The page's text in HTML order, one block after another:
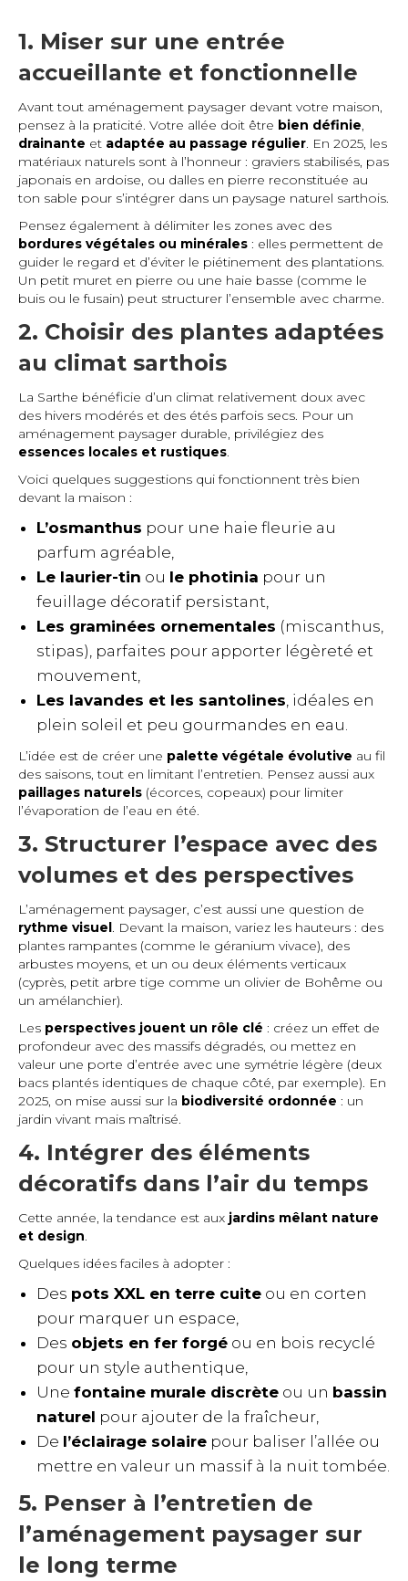
1. Miser sur une entrée
accueillante et fonctionnelle
Avant tout aménagement paysager devant votre maison,
pensez à la praticité. Votre allée doit être bien définie,
drainante et adaptée au passage régulier. En 2025, les
matériaux naturels sont à l’honneur : graviers stabilisés, pas
japonais en ardoise, ou dalles en pierre reconstituée au
ton sable pour s’intégrer dans un paysage naturel sarthois.
Pensez également à délimiter les zones avec des
bordures végétales ou minérales : elles permettent de
guider le regard et d’éviter le piétinement des plantations.
Un petit muret en pierre ou une haie basse (comme le
buis ou le fusain) peut structurer l’ensemble avec charme.
2. Choisir des plantes adaptées
au climat sarthois
La Sarthe bénéficie d’un climat relativement doux avec
des hivers modérés et des étés parfois secs. Pour un
aménagement paysager durable, privilégiez des
essences locales et rustiques.
Voici quelques suggestions qui fonctionnent très bien
devant la maison :
L’osmanthus pour une haie fleurie au
parfum agréable,
Le laurier-tin ou le photinia pour un
feuillage décoratif persistant,
Les graminées ornementales (miscanthus,
stipas), parfaites pour apporter légèreté et
mouvement,
Les lavandes et les santolines, idéales en
plein soleil et peu gourmandes en eau.
L’idée est de créer une palette végétale évolutive au fil
des saisons, tout en limitant l’entretien. Pensez aussi aux
paillages naturels (écorces, copeaux) pour limiter
l’évaporation de l’eau en été.
3. Structurer l’espace avec des
volumes et des perspectives
L’aménagement paysager, c’est aussi une question de
rythme visuel. Devant la maison, variez les hauteurs : des
plantes rampantes (comme le géranium vivace), des
arbustes moyens, et un ou deux éléments verticaux
(cyprès, petit arbre tige comme un olivier de Bohême ou
un amélanchier).
Les perspectives jouent un rôle clé : créez un effet de
profondeur avec des massifs dégradés, ou mettez en
valeur une porte d’entrée avec une symétrie légère (deux
bacs plantés identiques de chaque côté, par exemple). En
2025, on mise aussi sur la biodiversité ordonnée : un
jardin vivant mais maîtrisé.
4. Intégrer des éléments
décoratifs dans l’air du temps
Cette année, la tendance est aux jardins mêlant nature
et design.
Quelques idées faciles à adopter :
Des pots XXL en terre cuite ou en corten
pour marquer un espace,
Des objets en fer forgé ou en bois recyclé
pour un style authentique,
Une fontaine murale discrète ou un bassin
naturel pour ajouter de la fraîcheur,
De l’éclairage solaire pour baliser l’allée ou
mettre en valeur un massif à la nuit tombée.
5. Penser à l’entretien de
l’aménagement paysager sur
le long terme